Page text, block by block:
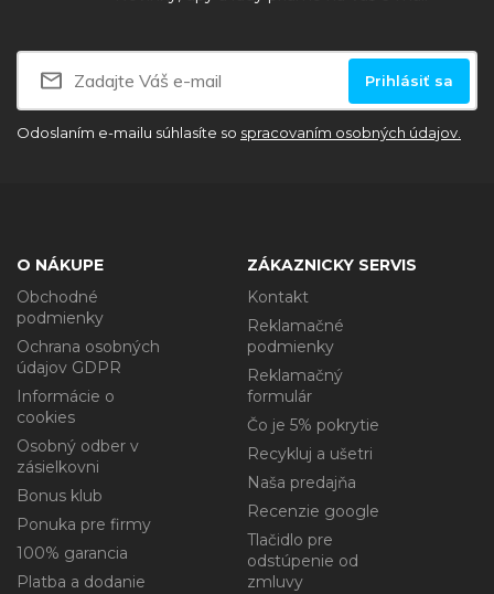
Prihlásiť sa
Odoslaním e-mailu súhlasíte so spracovaním osobných údajov.
O NÁKUPE
Obchodné
podmienky
Ochrana osobných
údajov GDPR
Informácie o
cookies
Osobný odber v
zásielkovni
Bonus klub
Ponuka pre firmy
100% garancia
Platba a dodanie
ZÁKAZNICKY SERVIS
Kontakt
Reklamačné
podmienky
Reklamačný
formulár
Čo je 5% pokrytie
Recykluj a ušetri
Naša predajňa
Recenzie google
Tlačidlo pre
odstúpenie od
zmluvy